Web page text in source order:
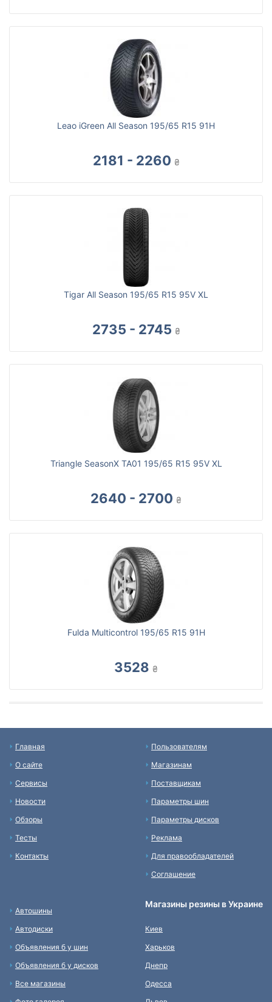
Leao iGreen All Season 195/65 R15 91H
2181 - 2260 ₴
Tigar All Season 195/65 R15 95V XL
2735 - 2745 ₴
Triangle SeasonX TA01 195/65 R15 95V XL
2640 - 2700 ₴
Fulda Multicontrol 195/65 R15 91H
3528 ₴
Главная
О сайте
Сервисы
Новости
Обзоры
Тесты
Контакты
Пользователям
Магазинам
Поставщикам
Параметры шин
Параметры дисков
Реклама
Для правообладателей
Соглашение
Автошины
Автодиски
Объявления б у шин
Объявления б у дисков
Все магазины
Магазины резины в Украине
Киев
Харьков
Днепр
Одесса